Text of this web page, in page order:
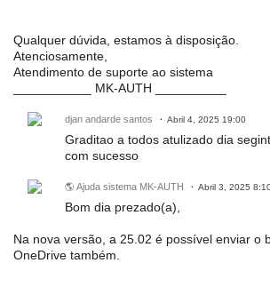
Qualquer dúvida, estamos à disposição.
Atenciosamente,
Atendimento de suporte ao sistema
___________ MK-AUTH __________
djan andarde santos Abril 4, 2025 19:00
Graditao a todos atulizado dia
com sucesso
🌎 Ajuda sistema MK-AUTH Abril 3, 2025
Bom dia prezado(a),
Na nova versão, a 25.02 é possível enviar o
OneDrive também.